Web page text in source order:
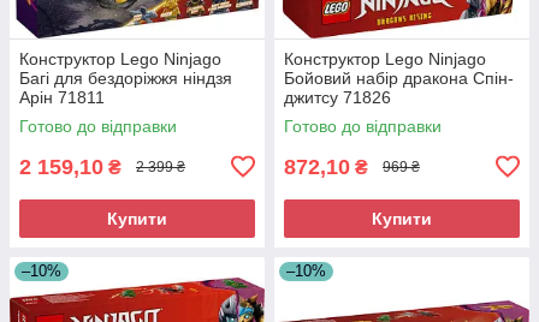
Конструктор Lego Ninjago
Багі для бездоріжжя ніндзя
Арін 71811
Готово до відправки
2 159,10 ₴ 2 399 ₴
Купити
Конструктор Lego Ninjago
Бойовий набір дракона Спін-
джитсу 71826
Готово до відправки
872,10 ₴ 969 ₴
Купити
–10% –10%